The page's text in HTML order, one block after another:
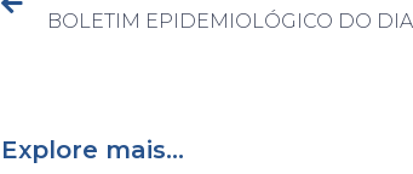
Explore mais...